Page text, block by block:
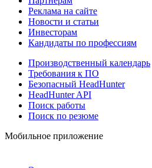
Реклама на сайте
Новости и статьи
Инвесторам
Кандидаты по профессиям
Производственный календарь
Требования к ПО
Безопасный HeadHunter
HeadHunter API
Поиск работы
Поиск по резюме
Мобильное приложение